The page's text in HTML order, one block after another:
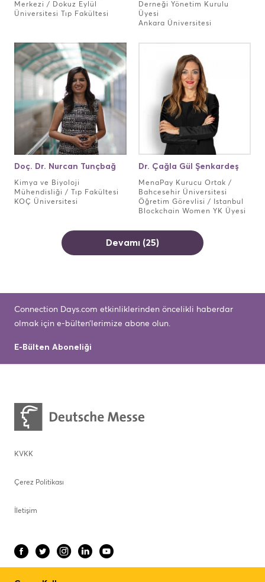
Merkezi / Dokuz Eylül
Üniversitesi Tıp Fakültesi
Derneği Yönetim Kurulu
Üyesi
Ankara Üniversitesi
Doç. Dr. Nurcan Tunçbağ
Kimya ve Biyoloji
Mühendisliği / Tıp Fakültesi
KOÇ Üniversitesi
Dr. Çağla Gül Şenkardeş
MenaPay Kurucu Ortak /
Bahcesehir Üniversitesi
Öğretim Görevlisi / Istanbul
Blockchain Women YK Üyesi
Devamı (25)
Connection Days.com etkinliklerinden öncelikli haberdar
olmak için e-bülten’lerimize abone olun.
E-Bülten Aboneliği
KVKK
Çerez Politikası
İletişim